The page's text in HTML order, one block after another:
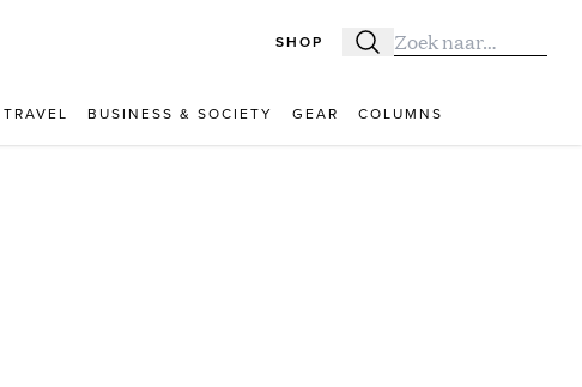
SHOP Zoeken
Zoek naar:
TRAVEL BUSINESS & SOCIETY GEAR COLUMNS